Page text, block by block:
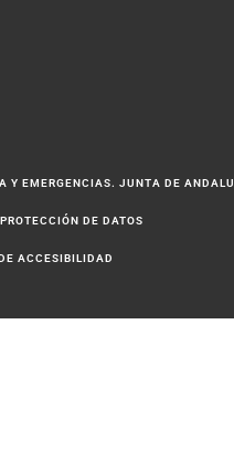
Y EMERGENCIAS. JUNTA DE
PROTECCIÓN DE DATOS
ACCESIBILIDAD